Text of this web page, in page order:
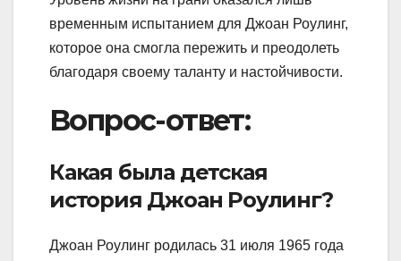
временным испытанием для Джоан Роулинг,
которое она смогла пережить и преодолеть
благодаря своему таланту и настойчивости.
Вопрос-ответ:
Какая была детская
история Джоан Роулинг?
Джоан Роулинг родилась 31 июля 1965 года